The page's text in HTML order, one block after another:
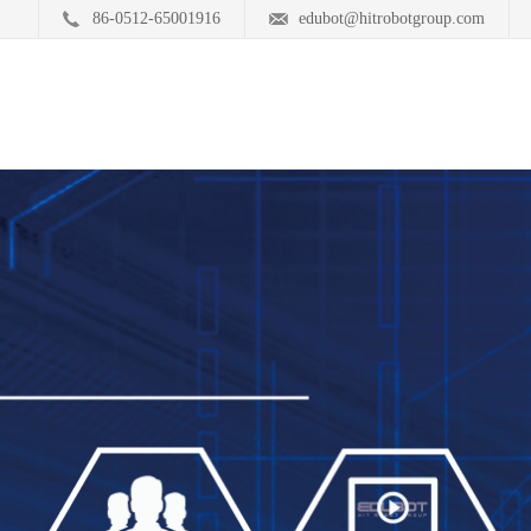
86-0512-65001916 edubot@hitrobotgroup.com